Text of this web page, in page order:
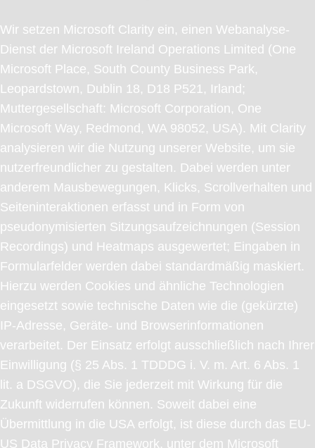
Wir setzen Microsoft Clarity ein, einen Webanalyse-
Dienst der Microsoft Ireland Operations Limited (One
Microsoft Place, South County Business Park,
Leopardstown, Dublin 18, D18 P521, Irland;
Muttergesellschaft: Microsoft Corporation, One
Microsoft Way, Redmond, WA 98052, USA). Mit Clarity
analysieren wir die Nutzung unserer Website, um sie
nutzerfreundlicher zu gestalten. Dabei werden unter
anderem Mausbewegungen, Klicks, Scrollverhalten und
Seiteninteraktionen erfasst und in Form von
pseudonymisierten Sitzungsaufzeichnungen (Session
Recordings) und Heatmaps ausgewertet; Eingaben in
Formularfelder werden dabei standardmäßig maskiert.
Hierzu werden Cookies und ähnliche Technologien
eingesetzt sowie technische Daten wie die (gekürzte)
IP-Adresse, Geräte- und Browserinformationen
verarbeitet. Der Einsatz erfolgt ausschließlich nach Ihrer
Einwilligung (§ 25 Abs. 1 TDDDG i. V. m. Art. 6 Abs. 1
lit. a DSGVO), die Sie jederzeit mit Wirkung für die
Zukunft widerrufen können. Soweit dabei eine
Übermittlung in die USA erfolgt, ist diese durch das EU-
US Data Privacy Framework, unter dem Microsoft